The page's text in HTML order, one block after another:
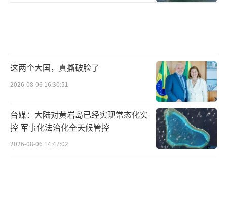
这两个大国，真撕破脸了
2026-08-06 16:30:51
台媒：大陆对黄岩岛已经实现常态化实
控 军事化法治化全天候管控
2026-08-06 14:47:02